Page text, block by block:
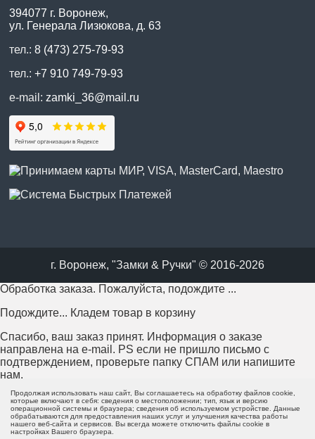
394077 г. Воронеж,
ул. Генерала Лизюкова, д. 63
тел.:8 (473) 275-79-93
тел.:+7 910 749-79-93
e-mail:zamki_36@mail.ru
г. Воронеж, "Замки & Ручки" © 2016-2026
Продолжая использовать наш сайт, Вы соглашаетесь на обработку файлов cookie,
которые включают в себя: сведения о местоположении; тип, язык и версию
операционной системы и браузера; сведения об используемом устройстве. Данные
обрабатываются для предоставления наших услуг и улучшения качества работы
нашего веб-сайта и сервисов. Вы всегда можете отключить файлы cookie в
настройках Вашего браузера.
Обработка заказа. Пожалуйста, подождите ...
Подождите... Кладем товар в корзину
Спасибо, ваш заказ принят. Информация о заказе
направлена на e-mail. PS если не пришло письмо с
подтверждением, проверьте папку СПАМ или напишите
нам.
Возникла проблема с отправкой заказа. Пожалуйста,
попробуйте еще раз или напишите нам.
Пожалуйста, заполните все поля формы перед отправкой.